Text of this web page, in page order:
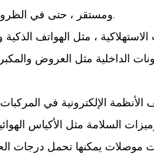
ومستقر ، حتى في الظروف الصعبة ، مما يجعلها مثالية لمجموعة واسعة من التطبيقات عبر صناعات متعددة.
الداخلية مثل العروض
السلامة مثل الأكياس
موصلات يمكنها تحمل درجات